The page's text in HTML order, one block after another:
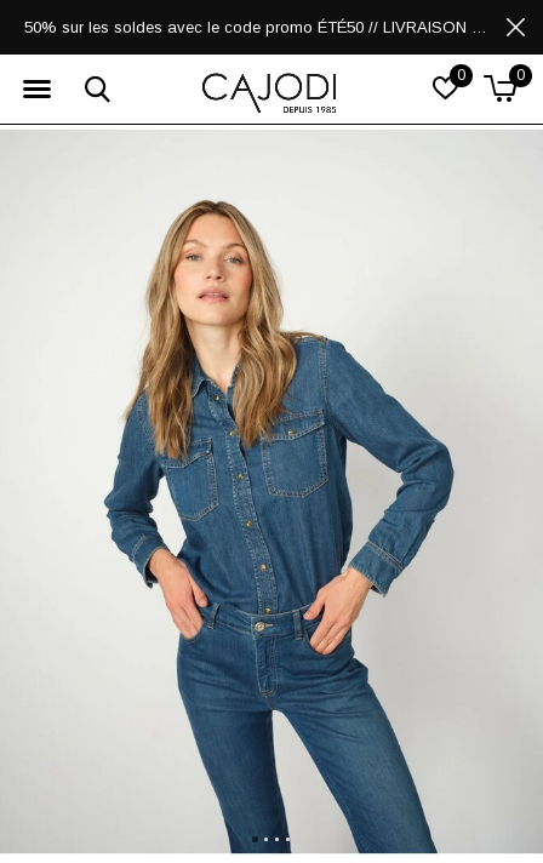
0 0
50% sur les soldes avec le code promo ÉTÉ50 // LIVRAISON GRATUITE POUR LES ACHATS DE 250$ ET PLUS